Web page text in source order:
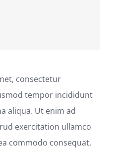
consectetur
tempor incididunt
aliqua. Ut enim ad
exercitation ullamco
commodo consequat.